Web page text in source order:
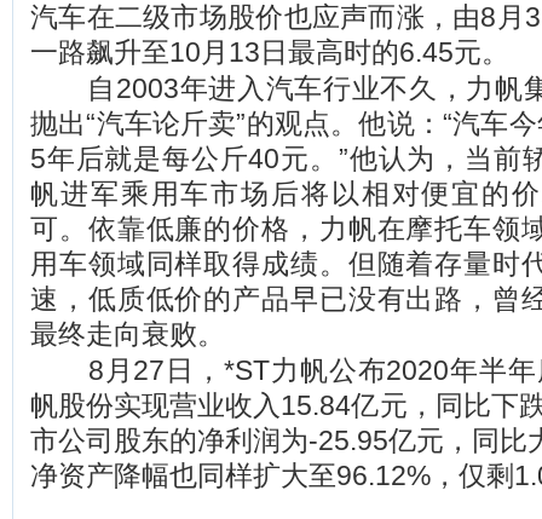
汽车在二级市场股价也应声而涨，由8月
一路飙升至10月13日最高时的6.45元。
自2003年进入汽车行业不久，力帆
抛出“汽车论斤卖”的观点。他说：“汽车
5年后就是每公斤40元。”他认为，当前
帆进军乘用车市场后将以相对便宜的
可。依靠低廉的价格，力帆在摩托车领
用车领域同样取得成绩。但随着存量时
速，低质低价的产品早已没有出路，曾
最终走向衰败。
8月27日，*ST力帆公布2020年半年
帆股份实现营业收入15.84亿元，同比下
市公司股东的净利润为-25.95亿元，同比
净资产降幅也同样扩大至96.12%，仅剩